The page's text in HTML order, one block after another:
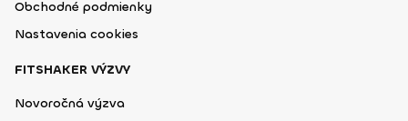
Obchodné podmienky
Nastavenia cookies
FITSHAKER VÝZVY
Novoročná výzva